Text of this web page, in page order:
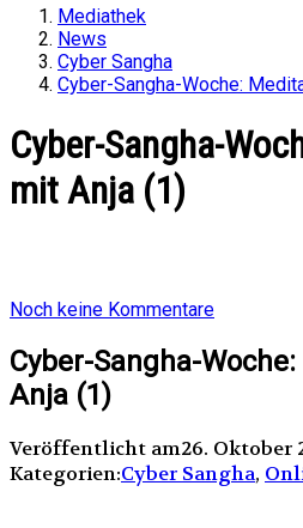
Mediathek
News
Cyber Sangha
Cyber-Sangha-Woche:
Cyber-Sangha-
mit Anja (1)
Noch keine Kommentare
Cyber-Sangha-
Anja (1)
Veröffentlicht am26. Oktober
Kategorien:Cyber Sangha,